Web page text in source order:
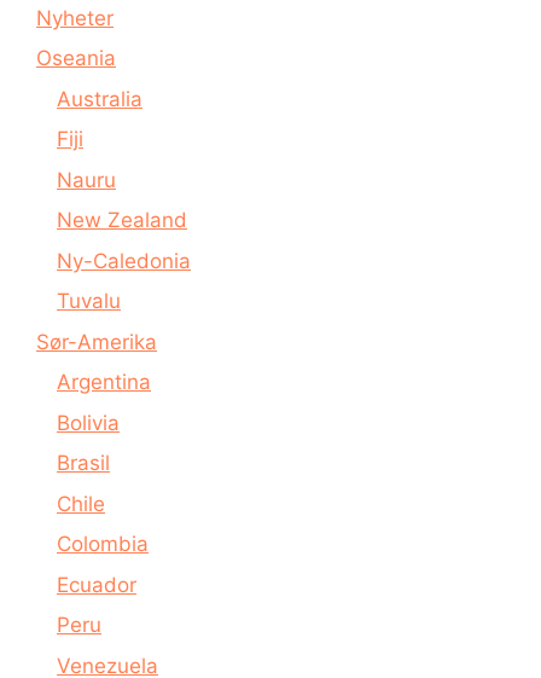
Nyheter
Oseania
Australia
Fiji
Nauru
New Zealand
Ny-Caledonia
Tuvalu
Sør-Amerika
Argentina
Bolivia
Brasil
Chile
Colombia
Ecuador
Peru
Venezuela